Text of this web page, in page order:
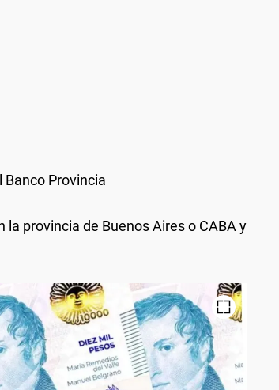
Banco Provincia
provincia de Buenos Aires o CABA y